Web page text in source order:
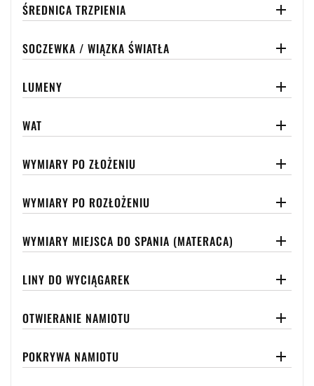
ŚREDNICA TRZPIENIA 
SOCZEWKA / WIĄZKA ŚWIATŁA 
LUMENY 
WAT 
WYMIARY PO ZŁOŻENIU 
WYMIARY PO ROZŁOŻENIU 
WYMIARY MIEJSCA DO SPANIA (MATERACA) 
LINY DO WYCIĄGAREK 
OTWIERANIE NAMIOTU 
POKRYWA NAMIOTU 